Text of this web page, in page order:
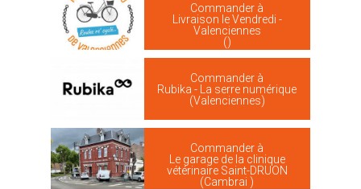
Commander à
Livraison le Vendredi -
Valenciennes
()
Commander à
Rubika - La serre numérique
(Valenciennes)
Commander à
Le garage de la clinique
vétérinaire Saint-DRUON
(Cambrai )